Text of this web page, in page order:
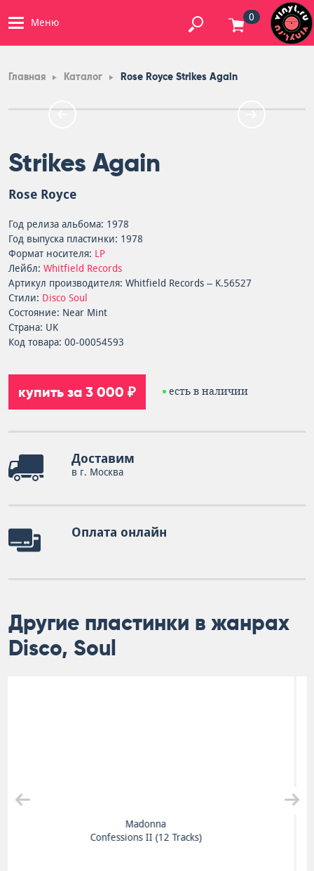
Меню 0
Главная Каталог Rose Royce Strikes Again
Strikes Again
Rose Royce
Год релиза альбома: 1978
Год выпуска пластинки: 1978
Формат носителя: LP
Лейбл: Whitfield Records
Артикул производителя: Whitfield Records – K.56527
Стили: Disco Soul
Состояние: Near Mint
Страна: UK
Код товара: 00-00054593
купить за 3 000 ₽ есть в наличии
Доставим
в г. Москва
Оплата онлайн
Другие пластинки в жанрах
Disco, Soul
Amy Winehouse
Glastonbury 2007